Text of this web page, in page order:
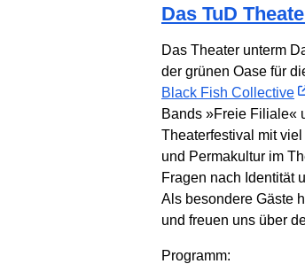
Das TuD
Das Theater unterm
der grünen Oase für
Black Fish Collective
Bands »Freie Filiale«
Theater­festival mit
und Perma­kultur im
Fragen nach Identität
Als besondere Gäste
und freuen uns über
Programm: